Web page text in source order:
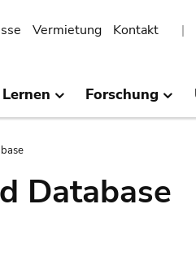
Vermietung Kontakt
Lernen Forschung
Database